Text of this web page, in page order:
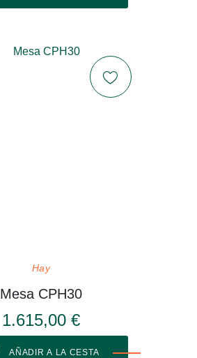
Hay
Mesa CPH30
1.615,00 €
AÑADIR A LA CESTA